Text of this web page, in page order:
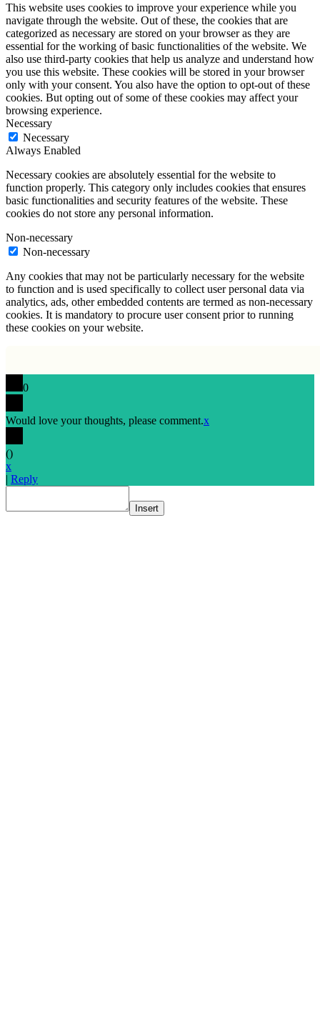
This website uses cookies to improve your experience while you
navigate through the website. Out of these, the cookies that are
categorized as necessary are stored on your browser as they are
essential for the working of basic functionalities of the website. We
also use third-party cookies that help us analyze and understand how
you use this website. These cookies will be stored in your browser
only with your consent. You also have the option to opt-out of these
cookies. But opting out of some of these cookies may affect your
browsing experience.
Necessary
Necessary
Always Enabled
Necessary cookies are absolutely essential for the website to
function properly. This category only includes cookies that ensures
basic functionalities and security features of the website. These
cookies do not store any personal information.
Non-necessary
Non-necessary
Any cookies that may not be particularly necessary for the website
to function and is used specifically to collect user personal data via
analytics, ads, other embedded contents are termed as non-necessary
cookies. It is mandatory to procure user consent prior to running
these cookies on your website.
0
Would love your thoughts, please comment.x
()
x
| Reply
Insert